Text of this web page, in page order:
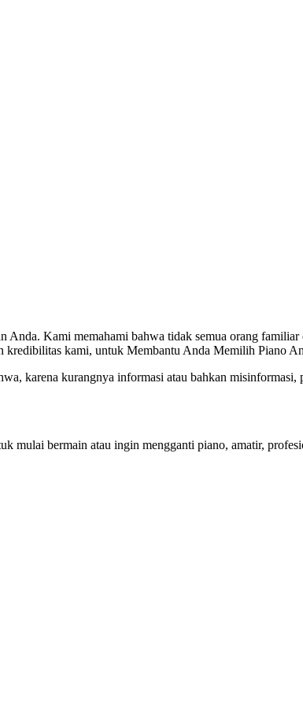
Kami memahami bahwa tidak semua orang
kredibilitas kami, untuk Membantu Anda Memilih Piano
karena kurangnya informasi atau bahkan
mulai bermain atau ingin mengganti piano, amatir,